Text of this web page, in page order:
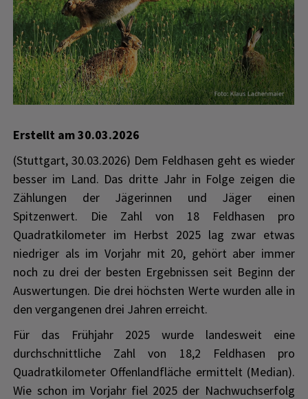
Erstellt am30.03.2026
(Stuttgart, 30.03.2026) Dem Feldhasen geht es wieder
besser im Land. Das dritte Jahr in Folge zeigen die
Zählungen der Jägerinnen und Jäger einen
Spitzenwert. Die Zahl von 18 Feldhasen pro
Quadratkilometer im Herbst 2025 lag zwar etwas
niedriger als im Vorjahr mit 20, gehört aber immer
noch zu drei der besten Ergebnissen seit Beginn der
Auswertungen. Die drei höchsten Werte wurden alle in
den vergangenen drei Jahren erreicht.
Für das Frühjahr 2025 wurde landesweit eine
durchschnittliche Zahl von 18,2 Feldhasen pro
Quadratkilometer Offenlandfläche ermittelt (Median).
Wie schon im Vorjahr fiel 2025 der Nachwuchserfolg